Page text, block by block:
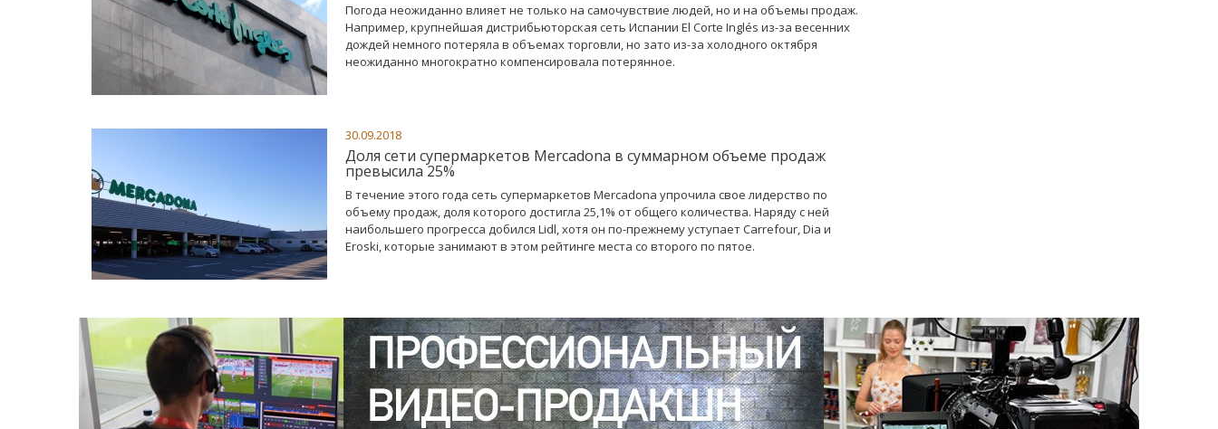
Погода неожиданно влияет не только на самочувствие людей, но и на объемы продаж.
Например, крупнейшая дистрибьюторская сеть Испании El Corte Inglés из-за весенних
дождей немного потеряла в объемах торговли, но зато из-за холодного октября
неожиданно многократно компенсировала потерянное.
30.09.2018
Доля сети супермаркетов Mercadona в суммарном объеме продаж
превысила 25%
В течение этого года сеть супермаркетов Mercadona упрочила свое лидерство по
объему продаж, доля которого достигла 25,1% от общего количества. Наряду с ней
наибольшего прогресса добился Lidl, хотя он по-прежнему уступает Carrefour, Dia и
Eroski, которые занимают в этом рейтинге места со второго по пятое.